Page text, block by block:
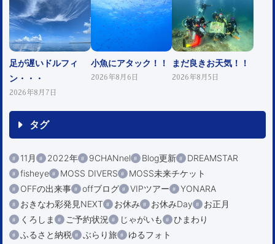
足が遅いドルフィ
ン・・・
2026年8月7日
小魚にアタック！！
2026年8月6日
まだ良きお天気！！
2026年8月5日
タグ
11月 2022年 9CHANnel Blog更新
DREAMSTAR
fisheye
MOSS DIVERS
MOSS未来チケット
OFFの出来事
offブログ VIPツアー
YONARA
おきなわ彩発見NEXT
お休み お休みDay
お正月
くろしま
ご予約状況 じゃがいも
ひまわり
ふるさと納税
ぶらり旅
ゆるフォト